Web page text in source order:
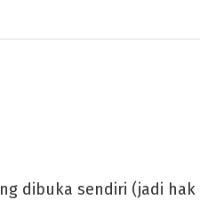
dibuka sendiri (jadi